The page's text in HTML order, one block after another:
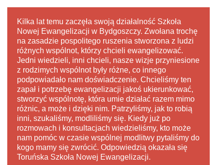
Kilka lat temu zaczęła swoją działalność Szkoła
Nowej Ewangelizacji w Bydgoszczy. Zwołana trochę
na zasadzie pospolitego ruszenia stworzona z ludzi
różnych wspólnot, którzy chcieli ewangelizować.
Jedni wiedzieli, inni chcieli, nasze wizje przyniesione
z rodzimych wspólnot były różne, co innego
podpowiadało nam doświadczenie. Chcieliśmy ten
zapał i potrzebę ewangelizacji jakoś ukierunkować,
stworzyć wspólnotę, która umie działać razem mimo
różnic, a może i dzięki nim. Patrzyliśmy, jak to robią
inni, szukaliśmy, modliliśmy się. Kiedy już po
rozmowach i konsultacjach wiedzieliśmy, kto może
nam pomóc w czasie wspólnej modlitwy pytaliśmy do
kogo mamy się zwrócić. Odpowiedzią okazała się
Toruńska Szkoła Nowej Ewangelizacji.